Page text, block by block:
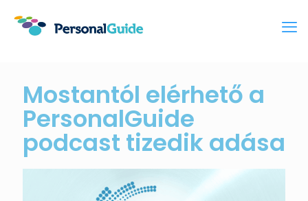
Mostantól elérhető a
PersonalGuide
podcast tizedik adása